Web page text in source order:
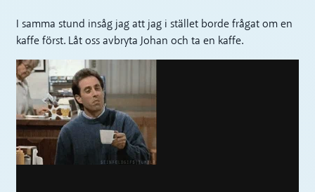
I samma stund insåg jag att jag i stället borde frågat om en
kaffe först. Låt oss avbryta Johan och ta en kaffe.